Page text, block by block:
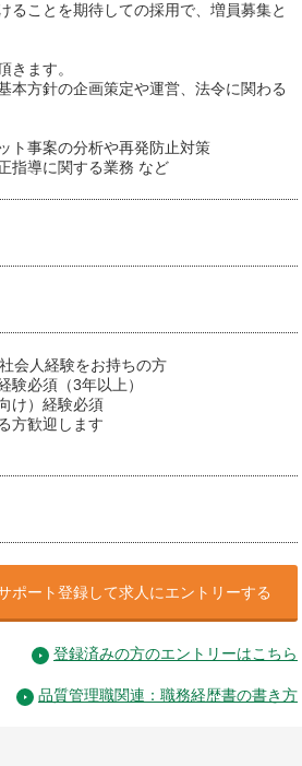
ることを期待しての採用で、増員募集と
きます。
本方針の企画策定や運営、法令に関わる
ト事案の分析や再発防止対策
指導に関する業務 など
会人経験をお持ちの方
験必須（3年以上）
け）経験必須
方歓迎します
ポート登録して求人にエントリーする
登録済みの方のエントリーはこちら
品質管理職関連：職務経歴書の書き方